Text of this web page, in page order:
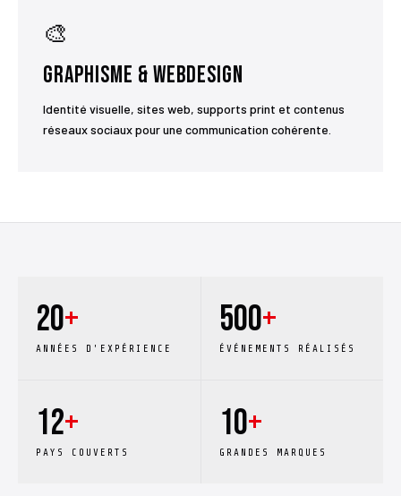
🎨
Graphisme & Webdesign
Identité visuelle, sites web, supports print et contenus
réseaux sociaux pour une communication cohérente.
20+
ANNÉES D'EXPÉRIENCE
500+
ÉVÉNEMENTS RÉALISÉS
12+
PAYS COUVERTS
10+
GRANDES MARQUES